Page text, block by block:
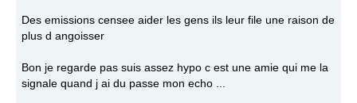
Des emissions censee aider les gens ils leur file une raison de
plus d angoisser
Bon je regarde pas suis assez hypo c est une amie qui me la
signale quand j ai du passe mon echo ...